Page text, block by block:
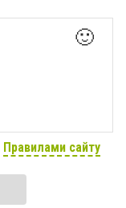
🙂
Правилами сайту